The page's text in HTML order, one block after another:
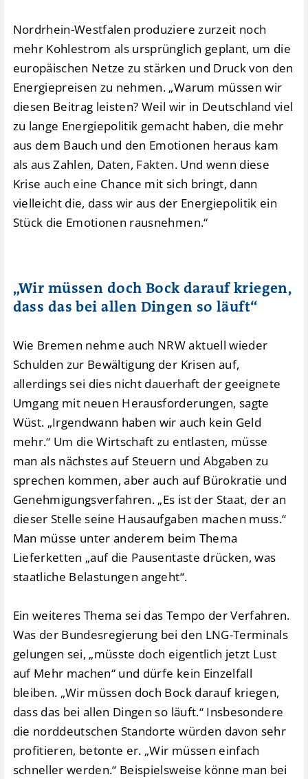
Nordrhein-Westfalen produziere zurzeit noch
mehr Kohlestrom als ursprünglich geplant, um die
europäischen Netze zu stärken und Druck von den
Energiepreisen zu nehmen. „Warum müssen wir
diesen Beitrag leisten? Weil wir in Deutschland viel
zu lange Energiepolitik gemacht haben, die mehr
aus dem Bauch und den Emotionen heraus kam
als aus Zahlen, Daten, Fakten. Und wenn diese
Krise auch eine Chance mit sich bringt, dann
vielleicht die, dass wir aus der Energiepolitik ein
Stück die Emotionen rausnehmen.“
„Wir müssen doch Bock darauf kriegen,
dass das bei allen Dingen so läuft“
Wie Bremen nehme auch NRW aktuell wieder
Schulden zur Bewältigung der Krisen auf,
allerdings sei dies nicht dauerhaft der geeignete
Umgang mit neuen Herausforderungen, sagte
Wüst. „Irgendwann haben wir auch kein Geld
mehr.“ Um die Wirtschaft zu entlasten, müsse
man als nächstes auf Steuern und Abgaben zu
sprechen kommen, aber auch auf Bürokratie und
Genehmigungsverfahren. „Es ist der Staat, der an
dieser Stelle seine Hausaufgaben machen muss.“
Man müsse unter anderem beim Thema
Lieferketten „auf die Pausentaste drücken, was
staatliche Belastungen angeht“.
Ein weiteres Thema sei das Tempo der Verfahren.
Was der Bundesregierung bei den LNG-Terminals
gelungen sei, „müsste doch eigentlich jetzt Lust
auf Mehr machen“ und dürfe kein Einzelfall
bleiben. „Wir müssen doch Bock darauf kriegen,
dass das bei allen Dingen so läuft.“ Insbesondere
die norddeutschen Standorte würden davon sehr
profitieren, betonte er. „Wir müssen einfach
schneller werden.“ Beispielsweise könne man bei